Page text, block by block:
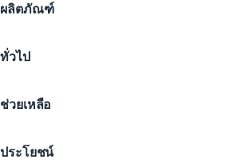
ผลิตภัณฑ์
VPN for macOS
iOS VPN
Firefox
ทั่วไป
ดาวน์โหลด VPN
ราคา
ช่วยเหลือ
ติดต่อเรา
ประโยชน์